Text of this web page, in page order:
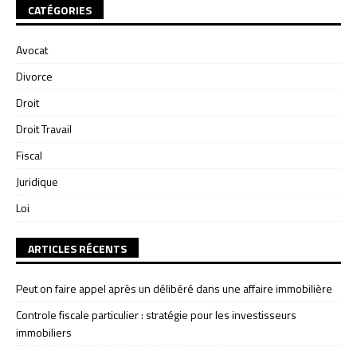
CATÉGORIES
Avocat
Divorce
Droit
Droit Travail
Fiscal
Juridique
Loi
ARTICLES RÉCENTS
Peut on faire appel après un délibéré dans une affaire immobilière
Controle fiscale particulier : stratégie pour les investisseurs
immobiliers